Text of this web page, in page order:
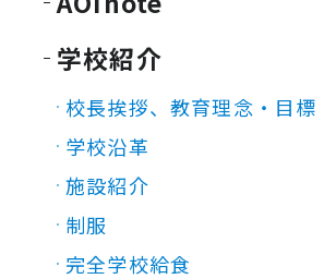
学校紹介
校長挨拶、教育理念・目標
学校沿革
施設紹介
制服
完全学校給食